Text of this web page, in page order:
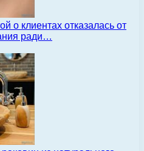
о клиентах отказалась от
ради…